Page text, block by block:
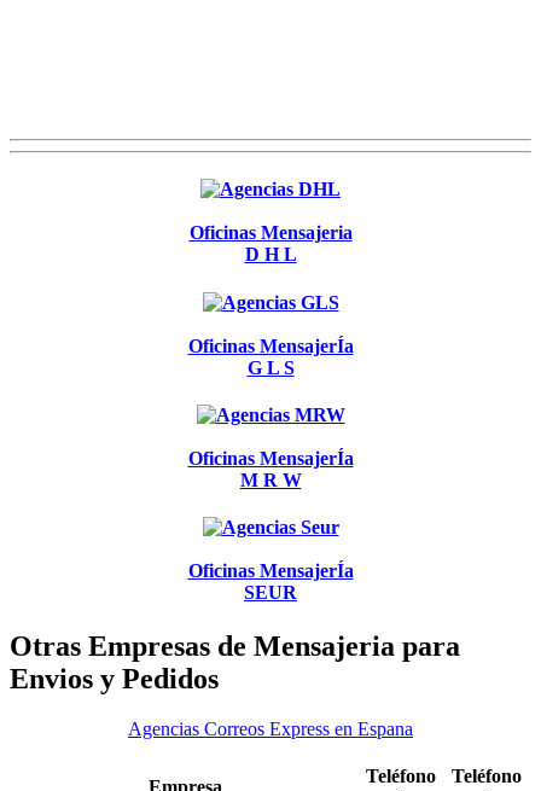
Oficinas Mensajeria
D H L
Oficinas MensajerÍa
G L S
Oficinas MensajerÍa
M R W
Oficinas MensajerÍa
SEUR
Otras Empresas de Mensajeria para
Envios y Pedidos
Agencias Correos Express en Espana
Teléfono
Teléfono